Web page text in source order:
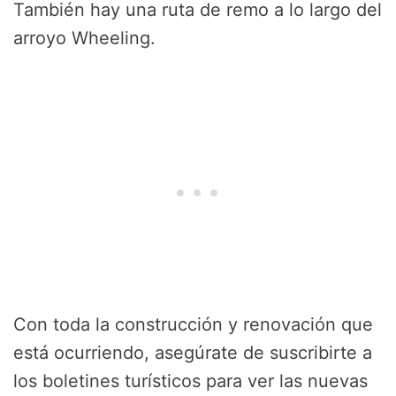
También hay una ruta de remo a lo largo del
arroyo Wheeling.
Con toda la construcción y renovación que
está ocurriendo, asegúrate de suscribirte a
los boletines turísticos para ver las nuevas